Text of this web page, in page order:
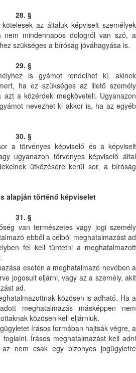
28. §
az általuk képviselt személyek
mindennapos dologról van szó, a
szükséges a bíróság jóváhagyása is.
29. §
is gyámot rendelhet ki, akinek
ha ez szükséges az illető személy
a közérdek megköveteli. Ugyanazon
nevezhet ki akkor is, ha az egyéb
30. §
a törvényes képviselő és a képviselt
ugyanazon törvényes képviselő által
ütközésére kerül sor, a bíróság
alapján történő képviselet
31. §
van természetes vagy jogi személy
ebből a célból meghatalmazást ad
fel kell tüntetni a meghatalmazott
esetén a meghatalmazó nevében a
jogosult eljárni, vagy az a személy, akit
ad.
közösen is adható. Ha a
meghatalmazás másképpen nem
közösen kell eljárniuk.
írásos formában hajtsák végre, a
Írásos meghatalmazást kell adni
nem csak egy bizonyos jogügyletre